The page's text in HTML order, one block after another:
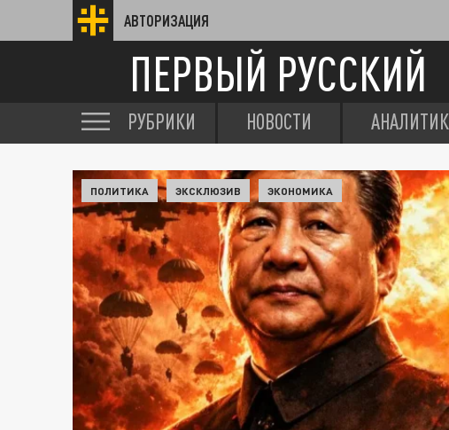
АВТОРИЗАЦИЯ
ПЕРВЫЙ РУССКИЙ
РУБРИКИ НОВОСТИ
ПОЛИТИКА ЭКСКЛЮЗИВ ЭКОНОМИКА